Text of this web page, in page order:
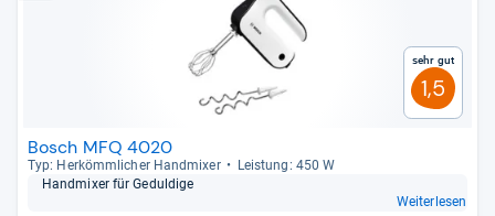
Sehr gut
1,5
Bosch MFQ 4020
Typ: Her­kömm­li­cher Hand­mi­xer
Leis­tung: 450 W
Hand­mi­xer für Gedul­dige
Weiterlesen